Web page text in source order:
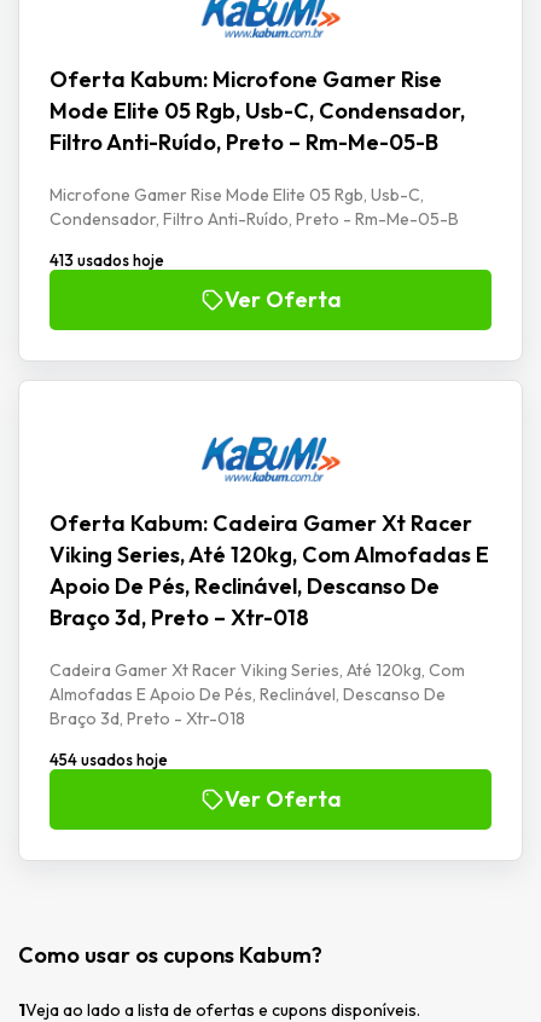
Oferta Kabum: Microfone Gamer Rise
Mode Elite 05 Rgb, Usb-C, Condensador,
Filtro Anti-Ruído, Preto – Rm-Me-05-B
Microfone Gamer Rise Mode Elite 05 Rgb, Usb-C,
Condensador, Filtro Anti-Ruído, Preto - Rm-Me-05-B
413 usados hoje
Ver Oferta
Oferta Kabum: Cadeira Gamer Xt Racer
Viking Series, Até 120kg, Com Almofadas E
Apoio De Pés, Reclinável, Descanso De
Braço 3d, Preto – Xtr-018
Cadeira Gamer Xt Racer Viking Series, Até 120kg, Com
Almofadas E Apoio De Pés, Reclinável, Descanso De
Braço 3d, Preto - Xtr-018
454 usados hoje
Ver Oferta
Como usar os cupons Kabum?
1Veja ao lado a lista de ofertas e cupons disponíveis.